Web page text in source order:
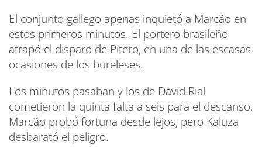
El conjunto gallego apenas inquietó a Marcão en
estos primeros minutos. El portero brasileño
atrapó el disparo de Pitero, en una de las escasas
ocasiones de los bureleses.
Los minutos pasaban y los de David Rial
cometieron la quinta falta a seis para el descanso.
Marcão probó fortuna desde lejos, pero Kaluza
desbarató el peligro.